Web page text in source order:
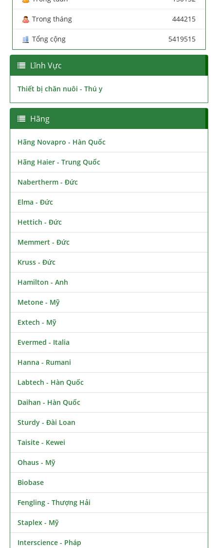
Trong tháng 444215
Tổng cộng 5419515
Lĩnh Vực
Thiết bị chăn nuôi - Thú y
Hãng
Hãng Novapro - Hàn Quốc
Hãng Haier - Trung Quốc
Nabertherm - Đức
Elma - Đức
Hettich - Đức
Memmert - Đức
Kruss - Đức
Hamilton - Anh
Metone - Mỹ
Extech - Mỹ
Evermed - Italia
Hanna - Rumani
Labtech - Hàn Quốc
Daihan - Hàn Quốc
Sturdy - Đài Loan
Taisite - Kewei
Ohaus - Mỹ
Biobase
Fengling - Thượng Hải
Staplex - Mỹ
Interscience - Pháp